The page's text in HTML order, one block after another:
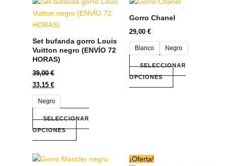
Set bufanda gorro Louis
Vuitton negro (ENVÍO 72
HORAS)
39,00€
33,15 €
Negro
SELECCIONAR
OPCIONES
producto
variantes.
en
la
página
producto
Gorro Chanel
29,00 €
Blanco Negro
SELECCIONAR
OPCIONES
variantes.
¡Oferta!El